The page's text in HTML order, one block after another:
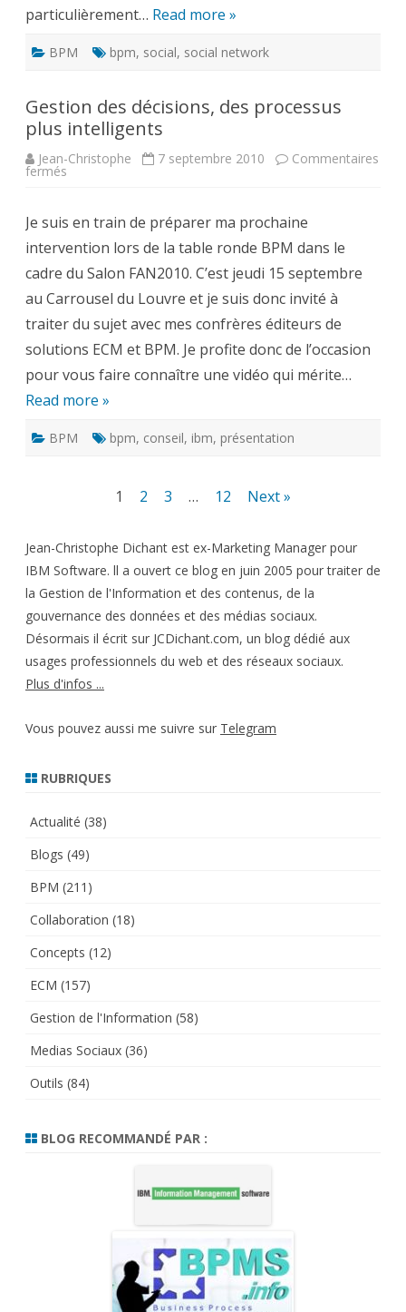
particulièrement… Read more »
BPM bpm, social, social network
Gestion des décisions, des processus
plus intelligents
Jean-Christophe 7 septembre 2010 Commentaires
fermés
des
processus
plus
intelligents
Je suis en train de préparer ma prochaine
intervention lors de la table ronde BPM dans le
cadre du Salon FAN2010. C’est jeudi 15 septembre
au Carrousel du Louvre et je suis donc invité à
traiter du sujet avec mes confrères éditeurs de
solutions ECM et BPM. Je profite donc de l’occasion
pour vous faire connaître une vidéo qui mérite…
Read more »
BPM bpm, conseil, ibm, présentation
publications
1 2 3 … 12 Next »
Jean-Christophe Dichant est ex-Marketing Manager pour
IBM Software. ll a ouvert ce blog en juin 2005 pour traiter de
la Gestion de l'Information et des contenus, de la
gouvernance des données et des médias sociaux.
Désormais il écrit sur JCDichant.com, un blog dédié aux
usages professionnels du web et des réseaux sociaux.
Plus d'infos ...
Vous pouvez aussi me suivre sur Telegram
RUBRIQUES
Actualité (38)
Blogs (49)
BPM (211)
Collaboration (18)
Concepts (12)
ECM (157)
Gestion de l'Information (58)
Medias Sociaux (36)
Outils (84)
BLOG RECOMMANDÉ PAR :